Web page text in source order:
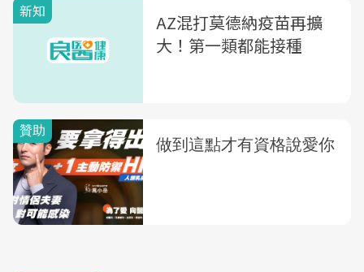
新知
AZ混打莫德納疫苗再擴
大！第一類都能接種